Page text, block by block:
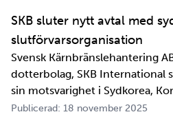
SKB sluter nytt avtal med
slutförvarsorganisation
Svensk Kärnbränslehantering
dotterbolag, SKB International
sin motsvarighet i Sydkorea,
Agency, KORAD. Avtalet, som är
Publicerad: 18 november 2025